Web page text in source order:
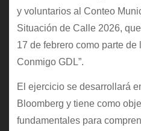
y voluntarios al Conteo
Situación de Calle 2026,
17 de febrero como parte de
Conmigo GDL”.
El ejercicio se desarrollará
Bloomberg y tiene como
fundamentales para